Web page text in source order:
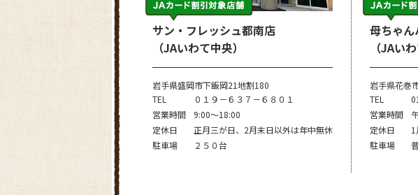
サン・フレッシュ都南店
（JAいわて中央）
岩手県盛岡市下飯岡21地割180
TEL
０１９－６３７－６８０１
営業時間
9:00～18:00
定休日
正月三が日、2月末日以外は年中無休
駐車場
２５０台
母ちゃん
（JAい
岩手県花巻
TEL
営業時間
定休日
1
駐車場